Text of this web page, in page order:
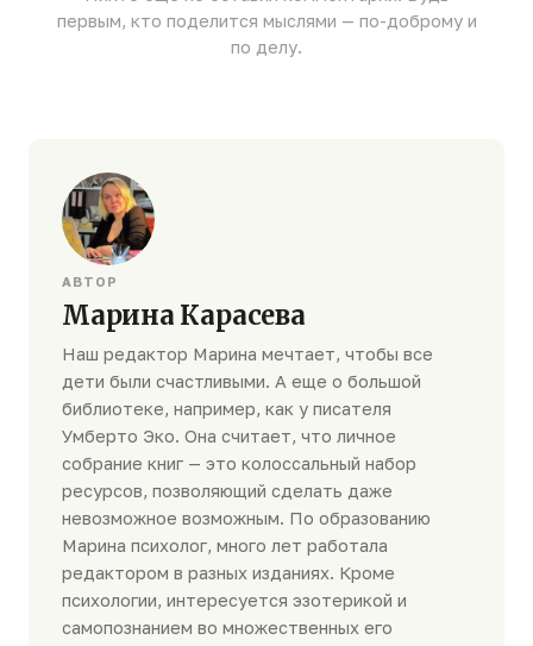
первым, кто поделится мыслями — по-доброму и
по делу.
АВТОР
Марина Карасева
Наш редактор Марина мечтает, чтобы все
дети были счастливыми. А еще о большой
библиотеке, например, как у писателя
Умберто Эко. Она считает, что личное
собрание книг — это колоссальный набор
ресурсов, позволяющий сделать даже
невозможное возможным. По образованию
Марина психолог, много лет работала
редактором в разных изданиях. Кроме
психологии, интересуется эзотерикой и
самопознанием во множественных его